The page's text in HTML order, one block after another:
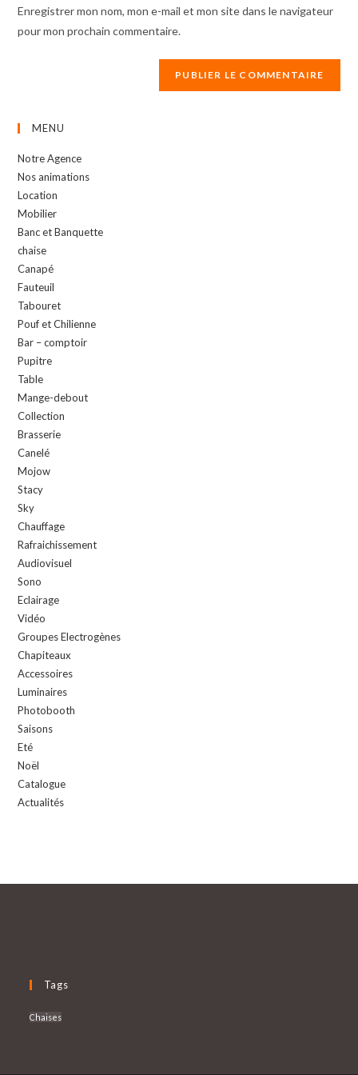
Enregistrer mon nom, mon e-mail et mon site dans le navigateur
pour mon prochain commentaire.
MENU
Notre Agence
Nos animations
Location
Mobilier
Banc et Banquette
chaise
Canapé
Fauteuil
Tabouret
Pouf et Chilienne
Bar – comptoir
Pupitre
Table
Mange-debout
Collection
Brasserie
Canelé
Mojow
Stacy
Sky
Chauffage
Rafraichissement
Audiovisuel
Sono
Eclairage
Vidéo
Groupes Electrogènes
Chapiteaux
Accessoires
Luminaires
Photobooth
Saisons
Eté
Noël
Catalogue
Actualités
Tags
Chaises